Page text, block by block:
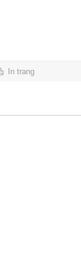
In trang